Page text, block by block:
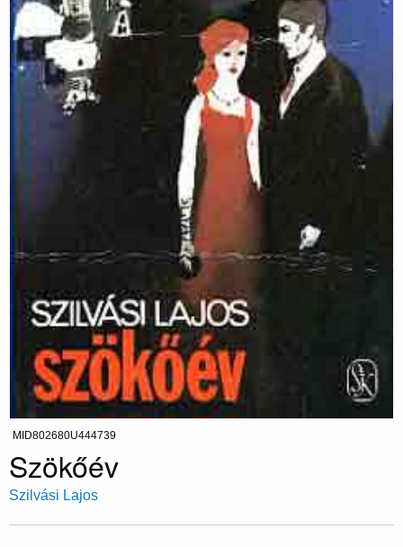
MID802680U444739
Szökőév
Szilvási Lajos